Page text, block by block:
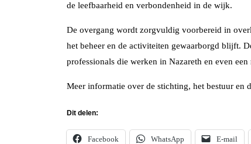
de leefbaarheid en verbondenheid in de wijk.
De overgang wordt zorgvuldig voorbereid in
het beheer en de activiteiten gewaarborgd blijft.
professionals die werken in Nazareth en even
Meer informatie over de stichting, het bestuur en
Dit delen:
Facebook WhatsApp E-mail